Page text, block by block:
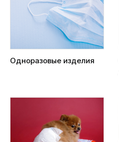
Одноразовые изделия